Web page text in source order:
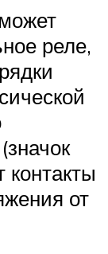
реле,
контакты
от